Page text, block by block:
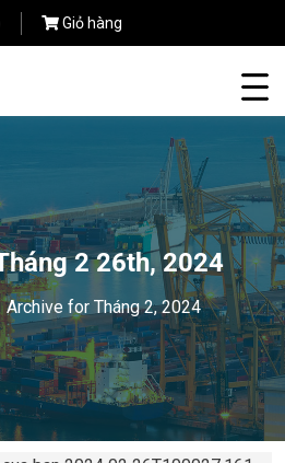
Giỏ hàng
2 26th, 2024
Archive for Tháng 2, 2024